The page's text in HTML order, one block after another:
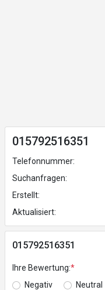
015792516351
Telefonnummer:
Suchanfragen:
Erstellt:
Aktualisiert:
015792516351
Ihre Bewertung:*
Negativ
Neutral